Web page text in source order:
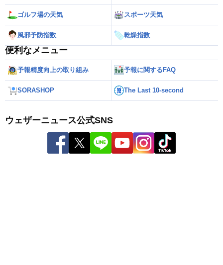
ゴルフ場の天気 スポーツ天気
風邪予防指数 乾燥指数
便利なメニュー
予報精度向上の取り組み 予報に関するFAQ
SORASHOP The Last 10-second
ウェザーニュース公式SNS